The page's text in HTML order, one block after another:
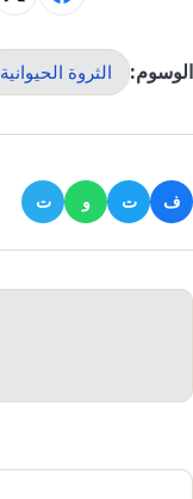
الوسوم: الثروة الحيوانية
ف ت و ت